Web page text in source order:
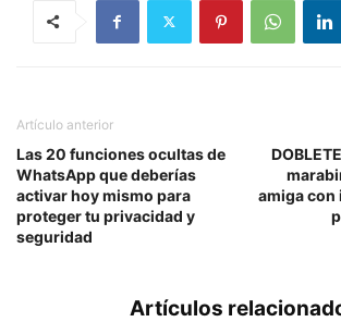
Artículo anterior
Las 20 funciones ocultas de
WhatsApp que deberías
activar hoy mismo para
proteger tu privacidad y
seguridad
amiga con
Artículos